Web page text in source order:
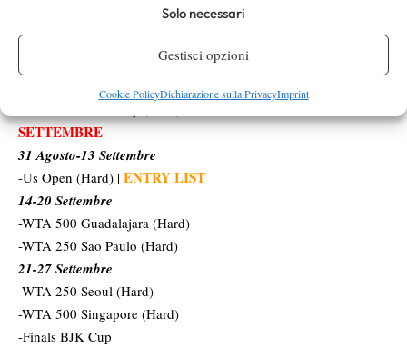
Solo necessari
Gestisci opzioni
Cookie PolicyDichiarazione sulla PrivacyImprint
-WTA 1000 Toronto (Hard) |ENTRY LIST
10-23 Agosto
-WTA 1000 Cincinnati (Hard) |ENTRY LIST
SETTEMBRE
31 Agosto-13 Settembre
-Us Open (Hard) | ENTRY LIST
14-20 Settembre
-WTA 500 Guadalajara (Hard)
-WTA 250 Sao Paulo (Hard)
21-27 Settembre
-WTA 250 Seoul (Hard)
-WTA 500 Singapore (Hard)
-Finals BJK Cup